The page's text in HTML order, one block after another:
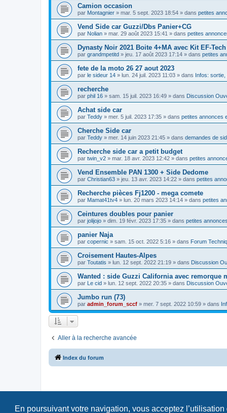
En poursuivant votre navigation, vous acceptez l’utilisation
Camion occasion
par Montagnier » mar. 5 sept. 2023 18:54 » dans petites
Vend Side car Guzzi/Dbs Panier+CG
par Nolian » mar. 29 août 2023 15:41 » dans petites
Dynasty Noir 2021 Boite 4+MA avec Kit EF-
par grandmpetitd » jeu. 17 août 2023 17:14 » dans petites
fete de la moto 26 27 aout 2023
par le sideur 14 » lun. 24 juil. 2023 11:03 » dans Infos: sortie,
recherche
par phil 16 » sam. 15 juil. 2023 16:49 » dans Discussion
Achat side car
par Teddy » mer. 5 juil. 2023 17:35 » dans petites annonces
Cherche Side car
par Teddy » mer. 14 juin 2023 21:45 » dans demandes de
Recherche side car a petit budget
par twin_v2 » mar. 18 avr. 2023 12:42 » dans petites
Vend Ensemble PAN 1300 + Side Dedome
par Christian63 » jeu. 13 avr. 2023 14:22 » dans petites
Recherche pièces Fj1200 - mega comete
par Mamat41tv4 » lun. 20 mars 2023 14:14 » dans petites
Ceintures doubles pour panier
par jolijojo » dim. 19 févr. 2023 17:35 » dans petites
panier Naja
par copernic » sam. 15 oct. 2022 5:16 » dans Forum
Croisement Hautes-Alpes
par Toutatis » lun. 12 sept. 2022 21:19 » dans Discussion
Wanted : side Guzzi California avec remorque
par Le cid » lun. 12 sept. 2022 20:35 » dans Discussion
Jumbo run (73)
par admin_forum_sccf » mer. 7 sept. 2022 10:59 » dans
Aller à la recherche avancée
Index du forum